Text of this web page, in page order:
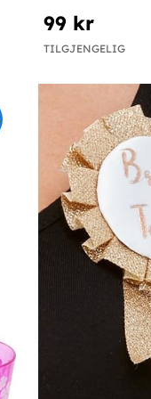
99 kr
TILGJENGELIG